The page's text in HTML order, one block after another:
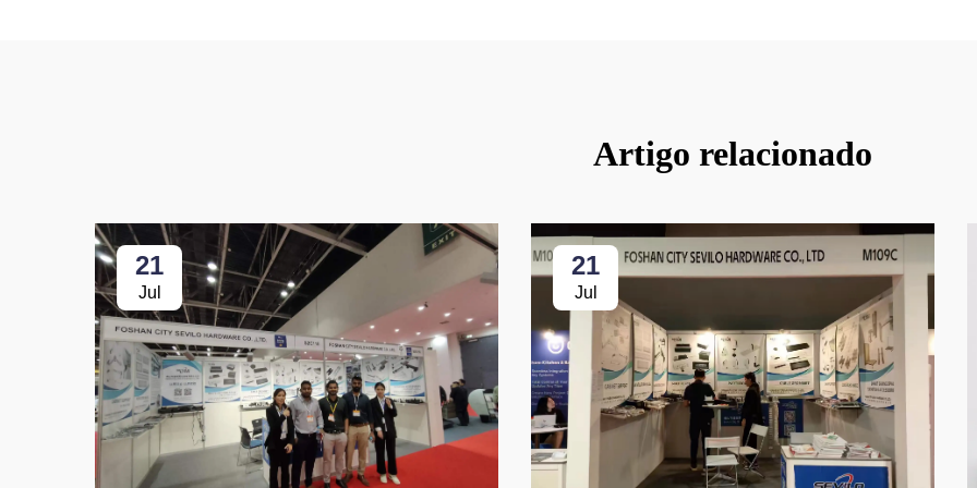
Artigo relacionado
21
Jul
21
Jul